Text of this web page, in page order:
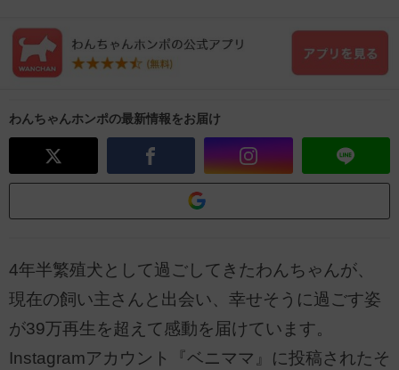
わんちゃんホンポの最新情報をお届け
4年半繁殖犬として過ごしてきたわんちゃんが、
現在の飼い主さんと出会い、幸せそうに過ごす姿
が39万再生を超えて感動を届けています。
Instagramアカウント『ベニママ』に投稿されたそ